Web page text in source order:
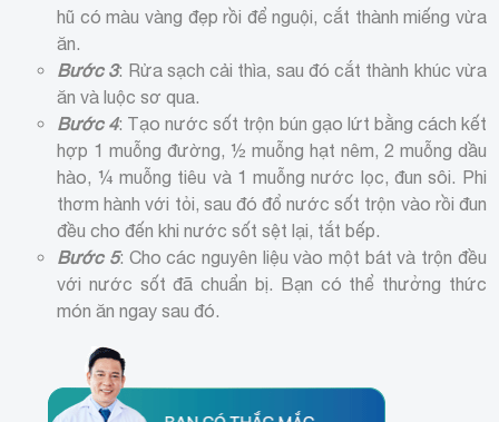
hũ có màu vàng đẹp rồi để nguội, cắt thành miếng vừa
ăn.
Bước 3: Rửa sạch cải thìa, sau đó cắt thành khúc vừa
ăn và luộc sơ qua.
Bước 4: Tạo nước sốt trộn bún gạo lứt bằng cách kết
hợp 1 muỗng đường, ½ muỗng hạt nêm, 2 muỗng dầu
hào, ¼ muỗng tiêu và 1 muỗng nước lọc, đun sôi. Phi
thơm hành với tỏi, sau đó đổ nước sốt trộn vào rồi đun
đều cho đến khi nước sốt sệt lại, tắt bếp.
Bước 5: Cho các nguyên liệu vào một bát và trộn đều
với nước sốt đã chuẩn bị. Bạn có thể thưởng thức
món ăn ngay sau đó.